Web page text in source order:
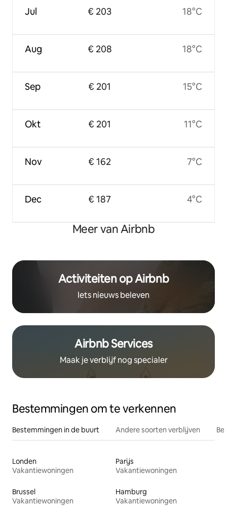
Jul
Aug
Sep
Okt
Nov
Dec
€ 203
€ 208
€ 201
€ 201
€ 162
€ 187
18°C
18°C
15°C
11°C
7°C
4°C
Meer van Airbnb
Activiteiten op Airbnb
Iets nieuws beleven
Airbnb Services
Maak je verblijf nog specialer
Bestemmingen om te verkennen
Bestemmingen in de buurt Andere soorten verblijven
Londen
Vakantiewoningen
Parijs
Vakantiewoningen
Brussel
Vakantiewoningen
Hamburg
Vakantiewoningen